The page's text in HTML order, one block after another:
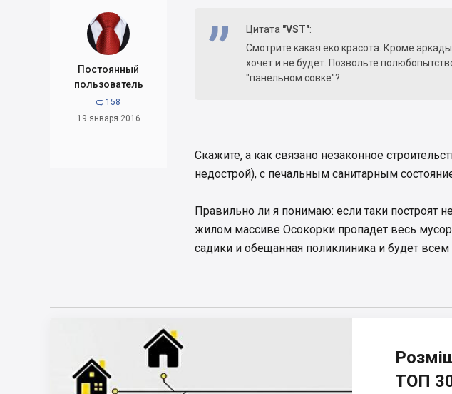
Постоянный
пользователь
 158
19 января 2016
Цитата "VST":
Смотрите какая еко красота. Кроме
хочет и не будет. Позвольте
"панельном совке"?
Скажите, а как связано незаконное
недострой), с печальным санитарным
Правильно ли я понимаю: если таки построят
жилом массиве Осокорки пропадет весь
садики и обещанная поликлиника и будет всем
ТОП 30